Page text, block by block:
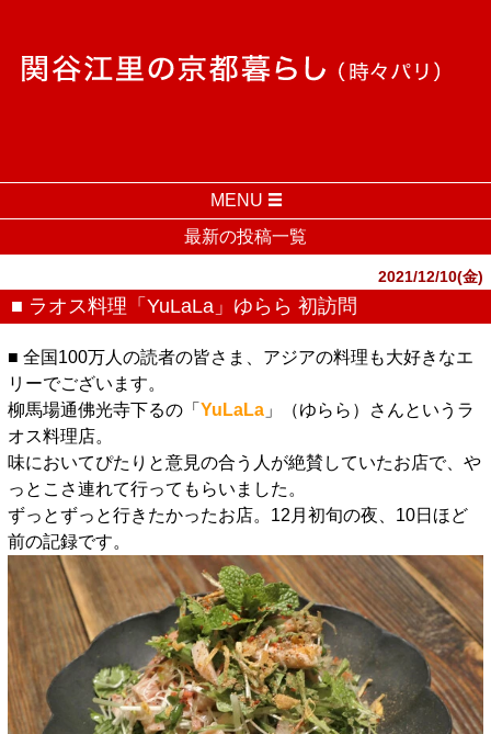
MENU
最新の投稿一覧
2021/12/10(金)
■ ラオス料理「YuLaLa」ゆらら 初訪問
■ 全国100万人の読者の皆さま、アジアの料理も大好きなエ
リーでございます。
柳馬場通佛光寺下るの「 YuLaLa」（ゆらら）さんというラ
オス料理店。
味においてぴたりと意見の合う人が絶賛していたお店で、や
っとこさ連れて行ってもらいました。
ずっとずっと行きたかったお店。12月初旬の夜、10日ほど
前の記録です。